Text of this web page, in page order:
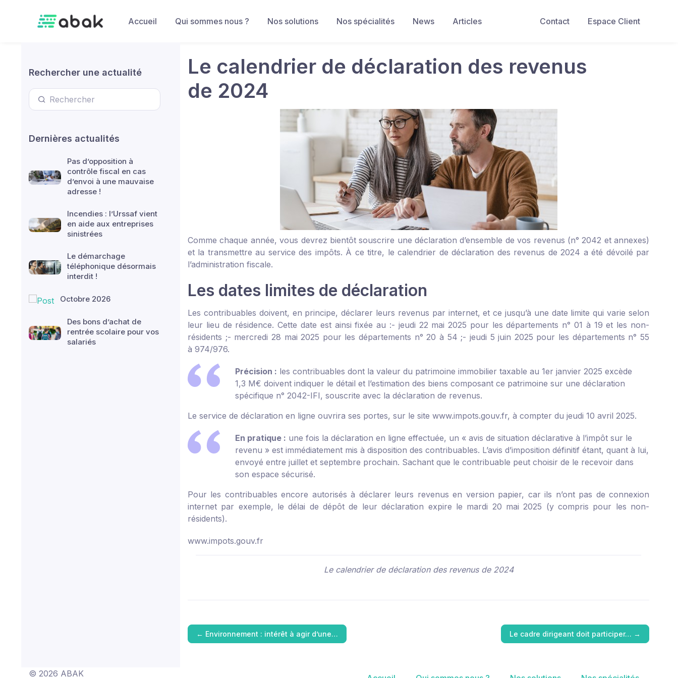
Contact
Espace Client
Accueil Qui sommes nous ? Nos solutions Nos spécialités News Articles
Rechercher une actualité
Dernières actualités
Pas d’opposition à
contrôle fiscal en cas
d’envoi à une mauvaise
adresse !
Incendies : l’Urssaf vient
en aide aux entreprises
sinistrées
Le démarchage
téléphonique désormais
interdit !
Octobre 2026
Des bons d’achat de
rentrée scolaire pour vos
salariés
Le calendrier de déclaration des revenus
de 2024
Comme chaque année, vous devrez bientôt souscrire une déclaration d’ensemble de vos revenus (n° 2042 et annexes)
et la transmettre au service des impôts. À ce titre, le calendrier de déclaration des revenus de 2024 a été dévoilé par
l’administration fiscale.
Les dates limites de déclaration
Les contribuables doivent, en principe, déclarer leurs revenus par internet, et ce jusqu’à une date limite qui varie selon
leur lieu de résidence. Cette date est ainsi fixée au :- jeudi 22 mai 2025 pour les départements n° 01 à 19 et les non-
résidents ;- mercredi 28 mai 2025 pour les départements n° 20 à 54 ;- jeudi 5 juin 2025 pour les départements n° 55
à 974/976.
Précision : les contribuables dont la valeur du patrimoine immobilier taxable au 1er janvier 2025 excède
1,3 M€ doivent indiquer le détail et l’estimation des biens composant ce patrimoine sur une déclaration
spécifique n° 2042-IFI, souscrite avec la déclaration de revenus.
Le service de déclaration en ligne ouvrira ses portes, sur le site www.impots.gouv.fr, à compter du jeudi 10 avril 2025.
En pratique : une fois la déclaration en ligne effectuée, un « avis de situation déclarative à l’impôt sur le
revenu » est immédiatement mis à disposition des contribuables. L’avis d’imposition définitif étant, quant à lui,
envoyé entre juillet et septembre prochain. Sachant que le contribuable peut choisir de le recevoir dans
son espace sécurisé.
Pour les contribuables encore autorisés à déclarer leurs revenus en version papier, car ils n’ont pas de connexion
internet par exemple, le délai de dépôt de leur déclaration expire le mardi 20 mai 2025 (y compris pour les non-
résidents).
www.impots.gouv.fr
Le calendrier de déclaration des revenus de 2024
← Environnement : intérêt à agir d’une… Le cadre dirigeant doit participer… →
© 2026 ABAK